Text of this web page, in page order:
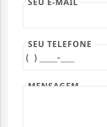
SEU TELEFONE
MENSAGEM